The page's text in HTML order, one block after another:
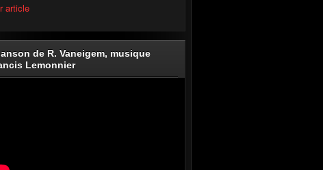
article
de R. Vaneigem, musique
Lemonnier